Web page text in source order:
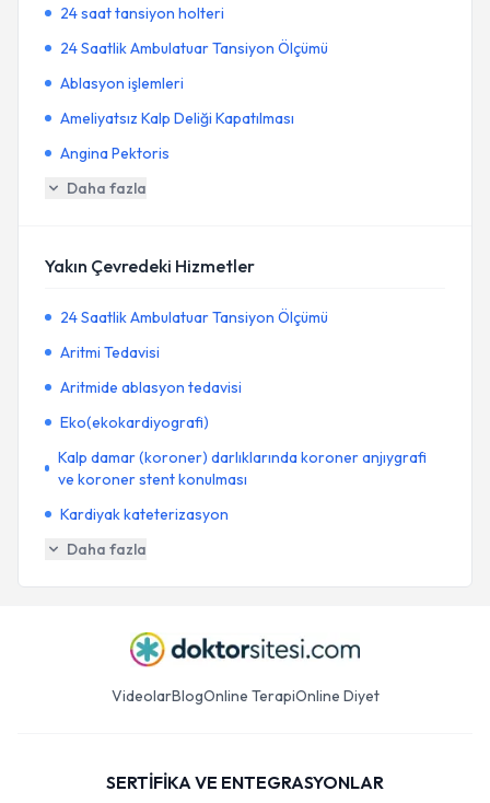
24 saat tansiyon holteri
24 Saatlik Ambulatuar Tansiyon Ölçümü
Ablasyon işlemleri
Ameliyatsız Kalp Deliği Kapatılması
Angina Pektoris
Daha fazla
Yakın Çevredeki Hizmetler
24 Saatlik Ambulatuar Tansiyon Ölçümü
Aritmi Tedavisi
Aritmide ablasyon tedavisi
Eko(ekokardiyografi)
Kalp damar (koroner) darlıklarında koroner anjıygrafi
ve koroner stent konulması
Kardiyak kateterizasyon
Daha fazla
VideolarBlogOnline TerapiOnline Diyet
SERTİFİKA VE ENTEGRASYONLAR